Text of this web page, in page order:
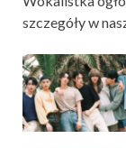
szczegóły w